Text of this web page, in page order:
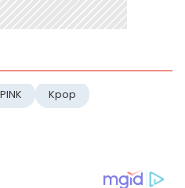
Kpop